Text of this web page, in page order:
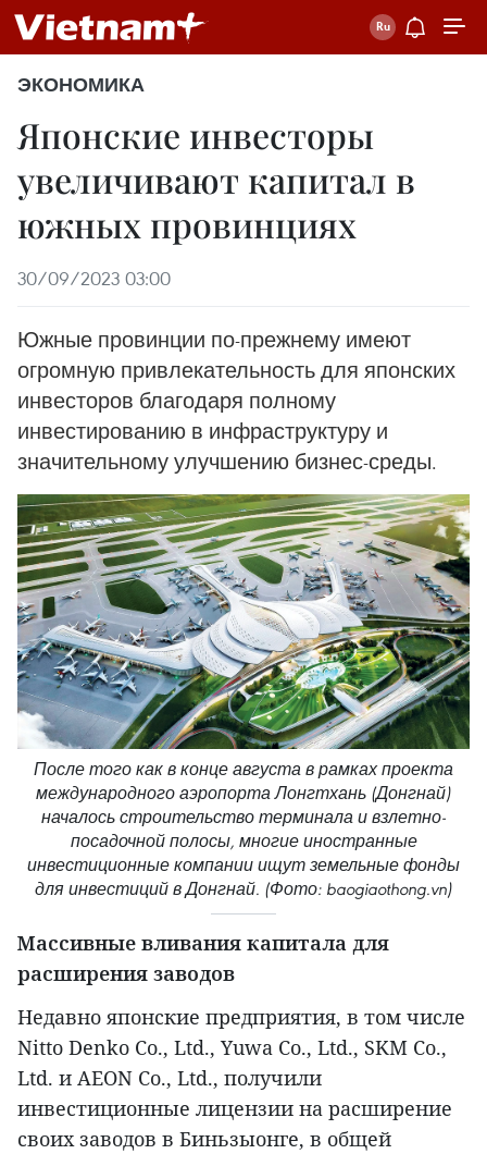
ЭКОНОМИКА
Японские инвесторы
увеличивают капитал в
южных провинциях
30/09/2023 03:00
Южные провинции по-прежнему имеют
огромную привлекательность для японских
инвесторов благодаря полному
инвестированию в инфраструктуру и
значительному улучшению бизнес-среды.
После того как в конце августа в рамках проекта
международного аэропорта Лонгтхань (Донгнай)
началось строительство терминала и взлетно-
посадочной полосы, многие иностранные
инвестиционные компании ищут земельные фонды
для инвестиций в Донгнай. (Фото: baogiaothong.vn)
Массивные вливания капитала для
расширения заводов
Недавно японские предприятия, в том числе
Nitto Denko Co., Ltd., Yuwa Co., Ltd., SKM Co.,
Ltd. и AEON Co., Ltd., получили
инвестиционные лицензии на расширение
своих заводов в Биньзыонге, в общей